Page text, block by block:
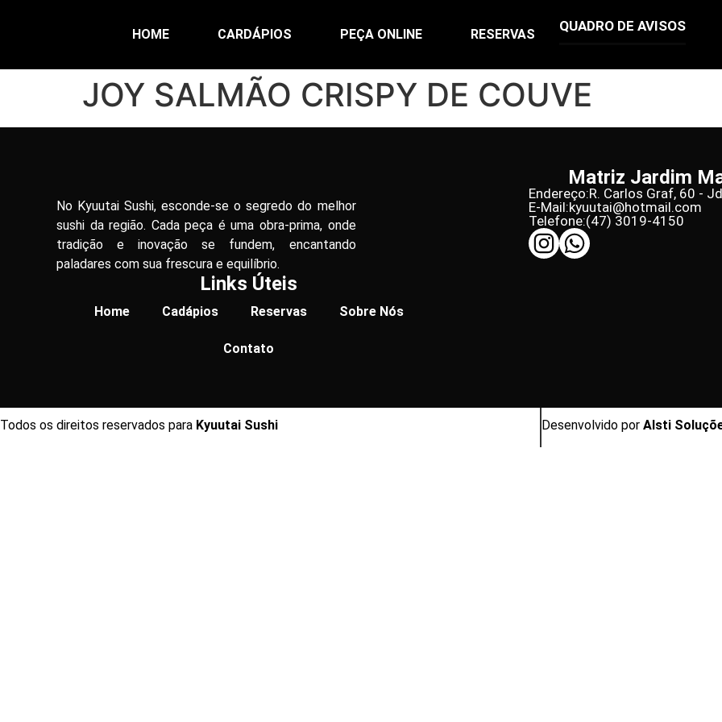
HOME CARDÁPIOS PEÇA ONLINE RESERVAS
QUADRO DE AVISOS
JOY SALMÃO CRISPY DE COUVE
No Kyuutai Sushi, esconde-se o segredo do melhor
sushi da região. Cada peça é uma obra-prima, onde
tradição e inovação se fundem, encantando
paladares com sua frescura e equilíbrio.
Links Úteis
Home Cadápios Reservas Sobre Nós
Contato
Matriz Jardim
Endereço:R. Carlos Graf, 60 -
E-Mail:kyuutai@hotmail.com
Telefone:(47) 3019-4150
Todos os direitos reservados para Kyuutai Sushi Desenvolvido por Alsti